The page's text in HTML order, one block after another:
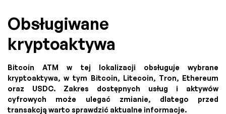
Obsługiwane
kryptoaktywa
Bitcoin ATM w tej lokalizacji obsługuje wybrane
kryptoaktywa, w tym Bitcoin, Litecoin, Tron, Ethereum
oraz USDC. Zakres dostępnych usług i aktywów
cyfrowych może ulegać zmianie, dlatego przed
transakcją warto sprawdzić aktualne informacje.